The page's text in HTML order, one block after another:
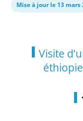
Mise à jour le 13 mars
Visite